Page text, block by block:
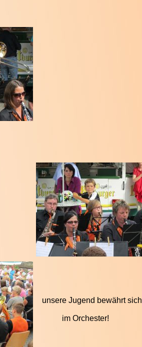
unsere Jugend bewährt sich
im Orchester!